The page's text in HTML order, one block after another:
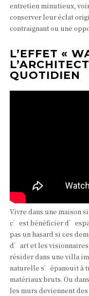
entretien minutieux,
conserver leur éclat
contraignant ou une
L’EFFET «
QUOTIDIEN
Vivre dans une maison
c’est bénéficier
pas un hasard si ces
d’art et les visionnaires
résider dans une villa
naturelle s’épanouit à
matériaux bruts. Ou
les murs deviennent